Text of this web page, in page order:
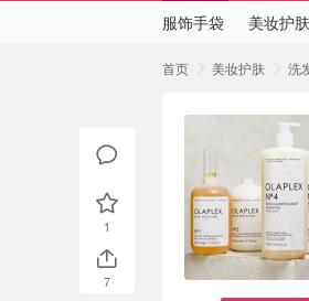
服饰手袋 美妆护肤
首页 美妆护肤 洗
1
7